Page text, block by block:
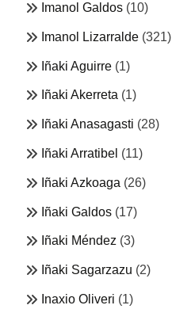
Imanol Galdos (10)
Imanol Lizarralde (321)
Iñaki Aguirre (1)
Iñaki Akerreta (1)
Iñaki Anasagasti (28)
Iñaki Arratibel (11)
Iñaki Azkoaga (26)
Iñaki Galdos (17)
Iñaki Méndez (3)
Iñaki Sagarzazu (2)
Inaxio Oliveri (1)